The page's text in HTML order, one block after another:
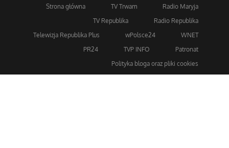
Strona główna TV Trwam
Radio Maryja
TV Republika
Radio Republika
Telewizja Republika Plus
wPolsce24
WNET
PR24
TVP INFO
Patronat
Polityka bloga oraz pliki cookies